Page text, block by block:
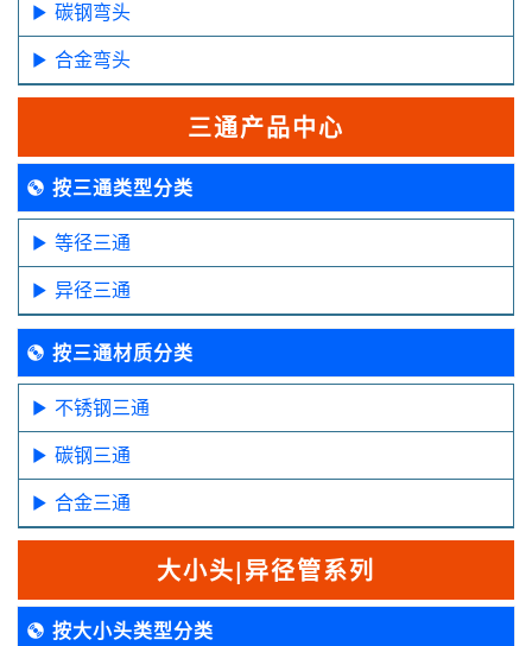
碳钢弯头
合金弯头
三通产品中心
按三通类型分类
等径三通
异径三通
按三通材质分类
不锈钢三通
碳钢三通
合金三通
大小头|异径管系列
按大小头类型分类